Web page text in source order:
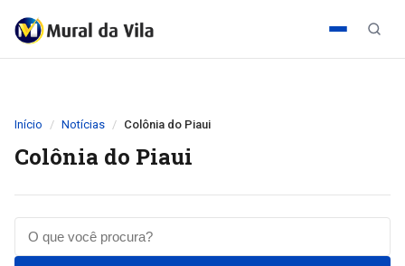
Início Notícias Colônia do Piaui
Colônia do Piaui